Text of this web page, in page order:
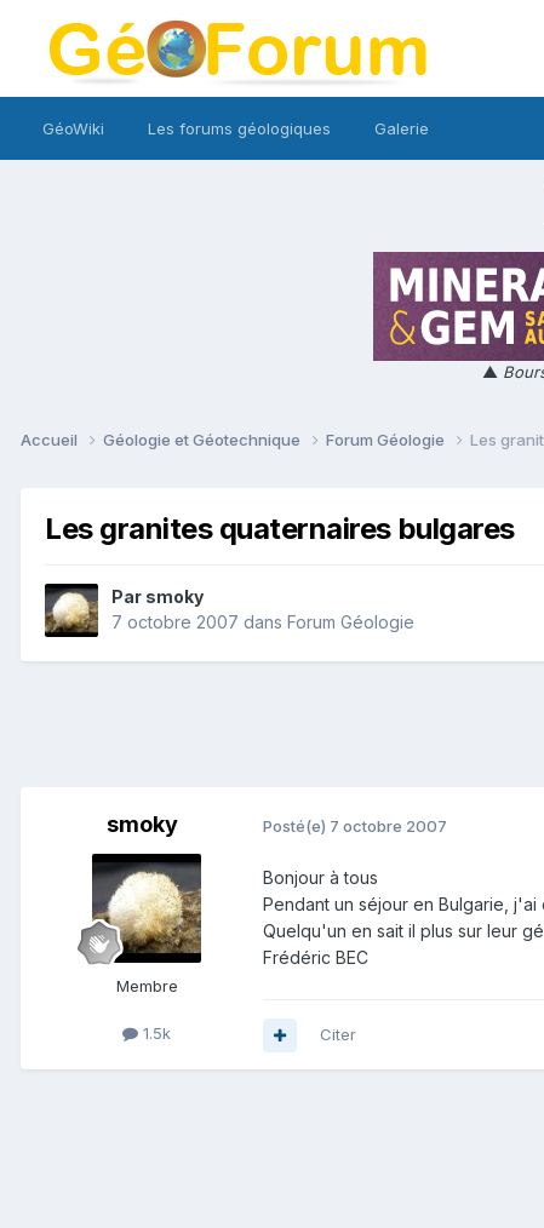
GéoWiki Les forums géologiques Galerie
▲
Accueil Géologie et Géotechnique Forum Géologie Les
Les granites quaternaires bulgares
Par smoky
7 octobre 2007 dans Forum Géologie
smoky
Membre
1.5k
Posté(e) 7 octobre 2007
Bonjour à tous
Pendant un séjour en Bulgarie,
Quelqu'un en sait il plus sur leur
Frédéric BEC
Citer